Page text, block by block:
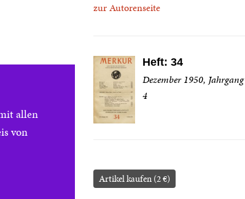
allen
von
zur Autorenseite
Heft: 34
Dezember 1950, Jahrgang
4
Artikel kaufen (2 €)